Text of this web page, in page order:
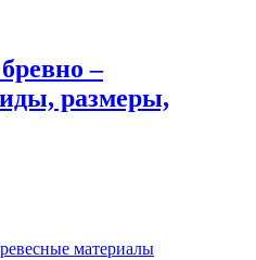
–
размеры,
материалы